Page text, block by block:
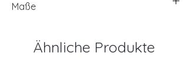
Maße
Ähnliche Produkte